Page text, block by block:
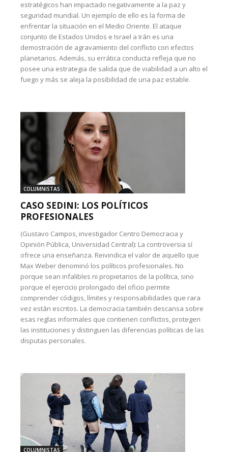
estratégicos han impactado negativamente a la paz y
seguridad mundial. Un ejemplo de ello es la forma de
enfrentar la situación en el Medio Oriente. El ataque
conjunto de Estados Unidos e Israel a Irán es una
demostración de agravamiento del conflicto con efectos
planetarios. Además, su errática conducta refleja que no
posee una estrategia de salida que de viabilidad a un alto el
fuego y más se aleja la posibilidad de una paz estable.
COLUMNISTAS
CASO SEDINI: LOS POLÍTICOS
PROFESIONALES
(Gustavo Campos, investigador Centro Democracia y
Opinión Pública, Universidad Central): La controversia sí
ofrece una enseñanza. Reivindica el valor de aquello que
Max Weber denominó los políticos profesionales. No
porque sean infalibles ni propietarios de la política, sino
porque el ejercicio prolongado del oficio permite
comprender códigos, límites y responsabilidades que rara
vez están escritos. La democracia también descansa sobre
esas reglas informales que contienen conflictos, protegen
las instituciones y distinguen las diferencias políticas de las
disputas personales.
COLUMNISTAS